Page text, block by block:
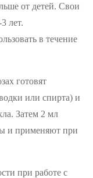
от детей. Свои
лет.
в течение
готовят
или спирта) и
Затем 2 мл
и применяют при
при работе с